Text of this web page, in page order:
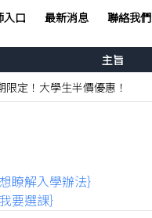
入口 最新消息 聯絡我們
主旨
限定！大學生半價優惠！
瞭解入學辦法｝
要選課｝